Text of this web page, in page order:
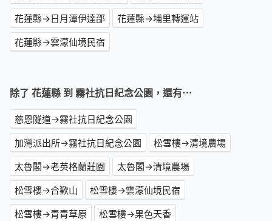
花蓮縣→日月潭伊達邵
花蓮縣→埔里轉運站
花蓮縣→雲濛仙境民宿
除了 花蓮縣 到 霧社抗日紀念公園，還有⋯
慈恩隧道→霧社抗日紀念公園
加灣派出所→霧社抗日紀念公園
松雪樓→清境農場
太魯閣→老英格蘭莊園
太魯閣→清境農場
松雪樓→合歡山
松雪樓→雲濛仙境民宿
松雪樓→青青草原
松雪樓→果色天香